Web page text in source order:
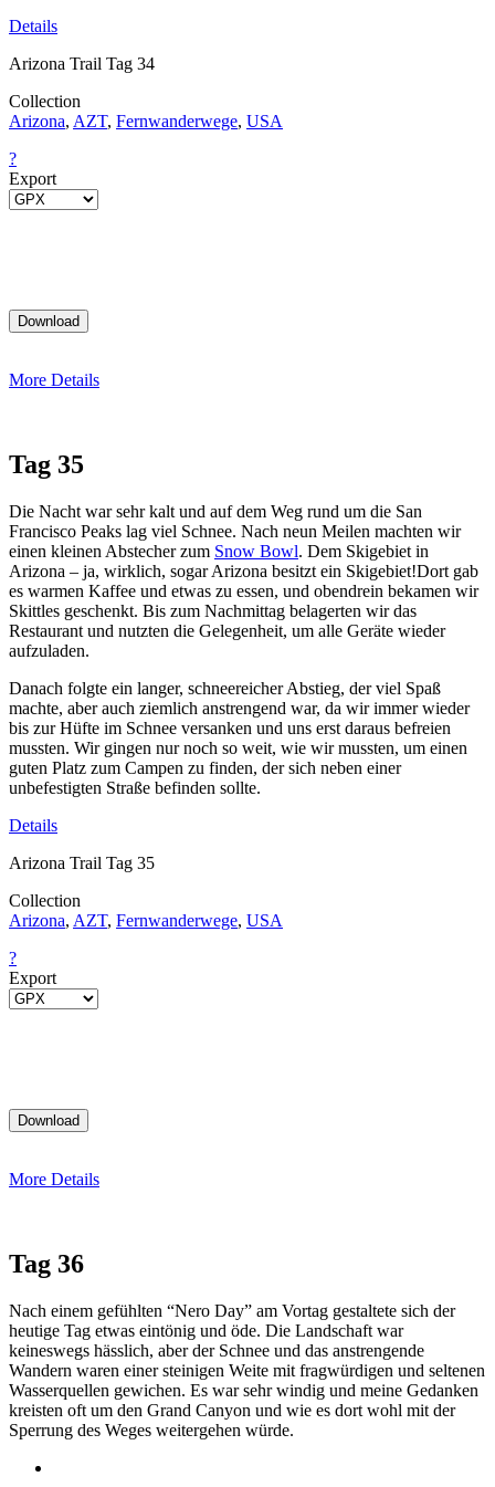
Details
Arizona Trail Tag 34
Collection
Arizona, AZT, Fernwanderwege, USA
?
Export
More Details
Tag 35
Die Nacht war sehr kalt und auf dem Weg rund um die San
Francisco Peaks lag viel Schnee. Nach neun Meilen machten wir
einen kleinen Abstecher zum Snow Bowl. Dem Skigebiet in
Arizona – ja, wirklich, sogar Arizona besitzt ein Skigebiet!Dort gab
es warmen Kaffee und etwas zu essen, und obendrein bekamen wir
Skittles geschenkt. Bis zum Nachmittag belagerten wir das
Restaurant und nutzten die Gelegenheit, um alle Geräte wieder
aufzuladen.
Danach folgte ein langer, schneereicher Abstieg, der viel Spaß
machte, aber auch ziemlich anstrengend war, da wir immer wieder
bis zur Hüfte im Schnee versanken und uns erst daraus befreien
mussten. Wir gingen nur noch so weit, wie wir mussten, um einen
guten Platz zum Campen zu finden, der sich neben einer
unbefestigten Straße befinden sollte.
Details
Arizona Trail Tag 35
Collection
Arizona, AZT, Fernwanderwege, USA
?
Export
More Details
Tag 36
Nach einem gefühlten “Nero Day” am Vortag gestaltete sich der
heutige Tag etwas eintönig und öde. Die Landschaft war
keineswegs hässlich, aber der Schnee und das anstrengende
Wandern waren einer steinigen Weite mit fragwürdigen und seltenen
Wasserquellen gewichen. Es war sehr windig und meine Gedanken
kreisten oft um den Grand Canyon und wie es dort wohl mit der
Sperrung des Weges weitergehen würde.